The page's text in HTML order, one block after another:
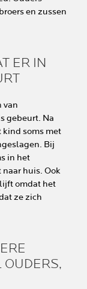
en zussen
ER IN
van
gebeurt. Na
soms met
Bij
in het
huis. Ook
omdat het
ze zich
OUDERS,